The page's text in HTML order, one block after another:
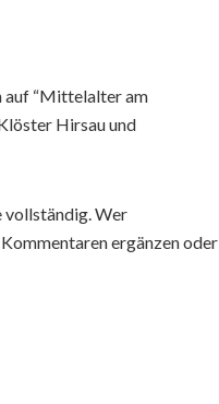
auf “Mittelalter am
Hirsau und
vollständig. Wer
ergänzen oder